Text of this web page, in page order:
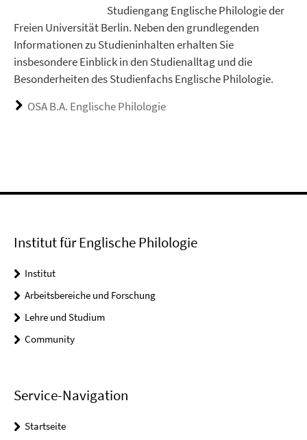
Studiengang Englische Philologie der
Freien Universität Berlin. Neben den grundlegenden
Informationen zu Studieninhalten erhalten Sie
insbesondere Einblick in den Studienalltag und die
Besonderheiten des Studienfachs Englische Philologie.
OSA B.A. Englische Philologie
Institut für Englische Philologie
Institut
Arbeitsbereiche und Forschung
Lehre und Studium
Community
Service-Navigation
Startseite